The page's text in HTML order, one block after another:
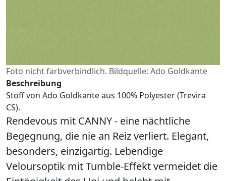
Foto nicht farbverbindlich. Bildquelle: Ado Goldkante
Beschreibung
Stoff von Ado Goldkante aus 100% Polyester (Trevira
CS).
Rendevous mit CANNY - eine nächtliche
Begegnung, die nie an Reiz verliert. Elegant,
besonders, einzigartig. Lebendige
Veloursoptik mit Tumble-Effekt vermeidet die